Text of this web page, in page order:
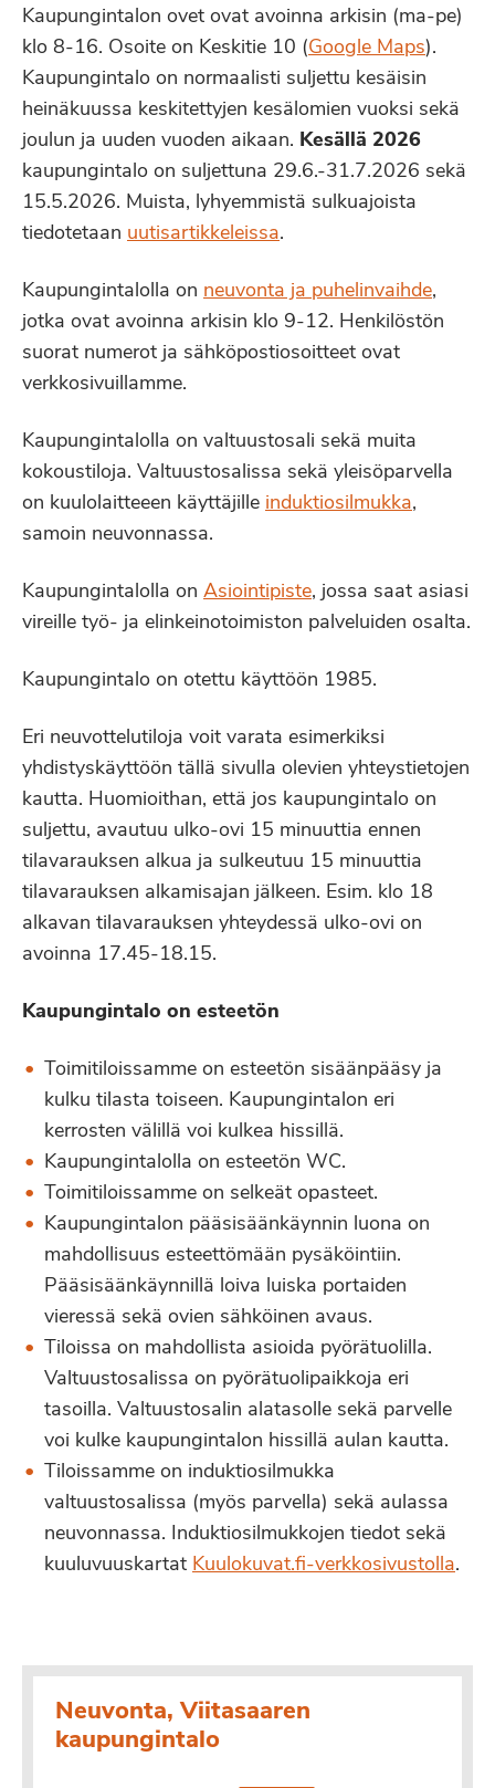
Kaupungintalon ovet ovat avoinna arkisin (ma-pe)
klo 8-16. Osoite on Keskitie 10 (Google Maps).
Kaupungintalo on normaalisti suljettu kesäisin
heinäkuussa keskitettyjen kesälomien vuoksi sekä
joulun ja uuden vuoden aikaan. Kesällä 2026
kaupungintalo on suljettuna 29.6.-31.7.2026 sekä
15.5.2026. Muista, lyhyemmistä sulkuajoista
tiedotetaan uutisartikkeleissa.
Kaupungintalolla on neuvonta ja puhelinvaihde,
jotka ovat avoinna arkisin klo 9-12. Henkilöstön
suorat numerot ja sähköpostiosoitteet ovat
verkkosivuillamme.
Kaupungintalolla on valtuustosali sekä muita
kokoustiloja. Valtuustosalissa sekä yleisöparvella
on kuulolaitteeen käyttäjille induktiosilmukka,
samoin neuvonnassa.
Kaupungintalolla on Asiointipiste, jossa saat asiasi
vireille työ- ja elinkeinotoimiston palveluiden osalta.
Kaupungintalo on otettu käyttöön 1985.
Eri neuvottelutiloja voit varata esimerkiksi
yhdistyskäyttöön tällä sivulla olevien yhteystietojen
kautta. Huomioithan, että jos kaupungintalo on
suljettu, avautuu ulko-ovi 15 minuuttia ennen
tilavarauksen alkua ja sulkeutuu 15 minuuttia
tilavarauksen alkamisajan jälkeen. Esim. klo 18
alkavan tilavarauksen yhteydessä ulko-ovi on
avoinna 17.45-18.15.
Kaupungintalo on esteetön
Toimitiloissamme on esteetön sisäänpääsy ja
kulku tilasta toiseen. Kaupungintalon eri
kerrosten välillä voi kulkea hissillä.
Kaupungintalolla on esteetön WC.
Toimitiloissamme on selkeät opasteet.
Kaupungintalon pääsisäänkäynnin luona on
mahdollisuus esteettömään pysäköintiin.
Pääsisäänkäynnillä loiva luiska portaiden
vieressä sekä ovien sähköinen avaus.
Tiloissa on mahdollista asioida pyörätuolilla.
Valtuustosalissa on pyörätuolipaikkoja eri
tasoilla. Valtuustosalin alatasolle sekä parvelle
voi kulke kaupungintalon hissillä aulan kautta.
Tiloissamme on induktiosilmukka
valtuustosalissa (myös parvella) sekä aulassa
neuvonnassa. Induktiosilmukkojen tiedot sekä
kuuluvuuskartat Kuulokuvat.fi-verkkosivustolla.
Neuvonta, Viitasaaren
kaupungintalo